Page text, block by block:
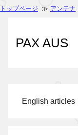
トップページ ≫ アンテナ
PAX AUS
English articles